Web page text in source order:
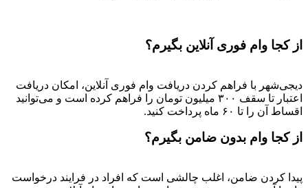
از کجا وام فوری آنلاین بگیرم؟
دیجی‌شهر با فراهم کردن دریافت وام فوری آنلاین، امکان دریافت
اعتبار تا سقف ۳۰۰ میلیون تومان را فراهم کرده است و می‌توانید
اقساط آن را تا ۶۰ ماه پرداخت کنید.
از کجا وام بدون ضامن بگیرم؟
پیدا کردن ضامن، اغلب چالشی است که افراد در فرایند درخواست